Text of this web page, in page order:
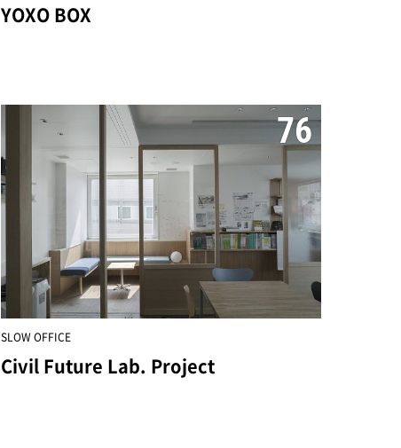
YOXO BOX
76
SLOW OFFICE
Civil Future Lab. Project